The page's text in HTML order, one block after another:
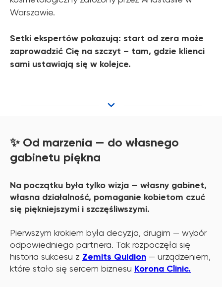
Warszawie.
Setki ekspertów pokazują: start od zera może
zaprowadzić Cię na szczyt – tam, gdzie klienci
sami ustawiają się w kolejce.
✨ Od marzenia — do własnego
gabinetu piękna
Na początku była tylko wizja — własny gabinet,
własna działalność, pomaganie kobietom czuć
się piękniejszymi i szczęśliwszymi.
Pierwszym krokiem była decyzja, drugim — wybór
odpowiedniego partnera. Tak rozpoczęła się
historia sukcesu z Zemits Quidion — urządzeniem,
które stało się sercem biznesu Korona Clinic.